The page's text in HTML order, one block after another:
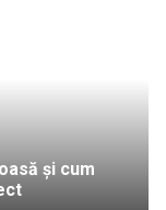
și cum